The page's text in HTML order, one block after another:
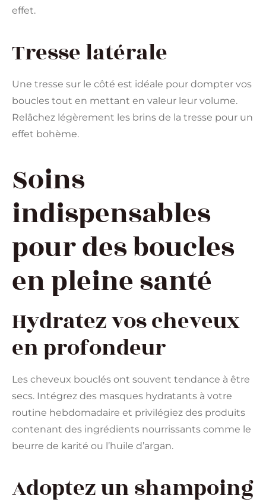
effet.
Tresse latérale
Une tresse sur le côté est idéale pour dompter vos
boucles tout en mettant en valeur leur volume.
Relâchez légèrement les brins de la tresse pour un
effet bohème.
Soins
indispensables
pour des boucles
en pleine santé
Hydratez vos cheveux
en profondeur
Les cheveux bouclés ont souvent tendance à être
secs. Intégrez des masques hydratants à votre
routine hebdomadaire et privilégiez des produits
contenant des ingrédients nourrissants comme le
beurre de karité ou l’huile d’argan.
Adoptez un shampoing